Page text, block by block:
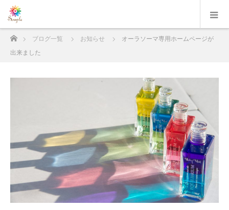
ホームブログ一覧 お知らせ
オーラソーマ専用ホームページが
出来ました